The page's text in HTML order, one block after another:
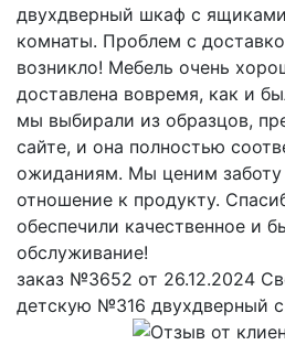
двухдверный шкаф с
комнаты. Проблем с
возникло! Мебель очень
доставлена вовремя, как и
мы выбирали из образцов,
сайте, и она полностью
ожиданиям. Мы ценим заботу
отношение к продукту.
обеспечили качественное и
обслуживание!
заказ №3652 от 26.12.2024
детскую №316 двухдверный